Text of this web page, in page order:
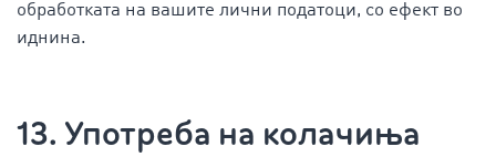
обработката на вашите лични податоци, со ефект во
иднина.
13. Употреба на колачиња